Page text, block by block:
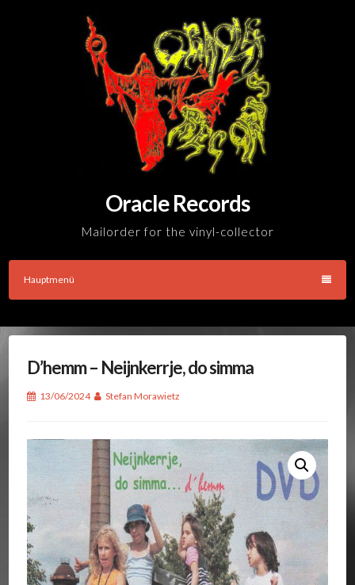
Oracle Records
Mailorder for the vinyl-collector
Hauptmenü
D’hemm – Neijnkerrje, do simma
13/06/2024 Stefan Morawietz